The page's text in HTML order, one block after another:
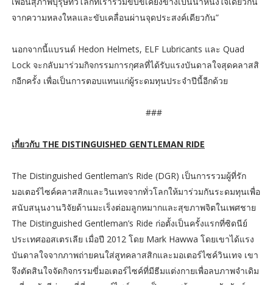
จากความหลงใหลและขับเคลื่อนผ่านจุดประสงค์เดียวกัน”
นอกจากนี้แบรนด์ Hedon Helmets, ELF Lubricants และ Quad
Lock จะกลับมาร่วมกิจกรรมการกุศลที่ได้รับแรงบันดาลใจสุดคลาสสิ
กอีกครั้ง เพื่อเป็นการตอบแทนแก่ผู้ระดมทุนประจำปีนี้อีกด้วย
###
เกี่ยวกับ THE DISTINGUISHED GENTLEMAN RIDE
The Distinguished Gentleman’s Ride (DGR) เป็นการรวมผู้ที่รัก
มอเตอร์ไซค์คลาสสิกและวินเทจจากทั่วโลกให้มาร่วมกันระดมทุนเพื่อ
สนับสนุนงานวิจัยด้านมะเร็งต่อมลูกหมากและสุขภาพจิตในเพศชาย
The Distinguished Gentleman’s Ride ก่อตั้งเป็นครั้งแรกที่ซิดนีย์
ประเทศออสเตรเลีย เมื่อปี 2012 โดย Mark Hawwa โดยเขาได้แรง
บันดาลใจจากภาพถ่ายคนใส่สูทคลาสสิกและมอเตอร์ไซค์วินเทจ เขา
จึงตัดสินใจจัดกิจกรรมขี่มอเตอร์ไซค์ที่มีธีมแต่งกายเพื่อลบภาพจำเดิม